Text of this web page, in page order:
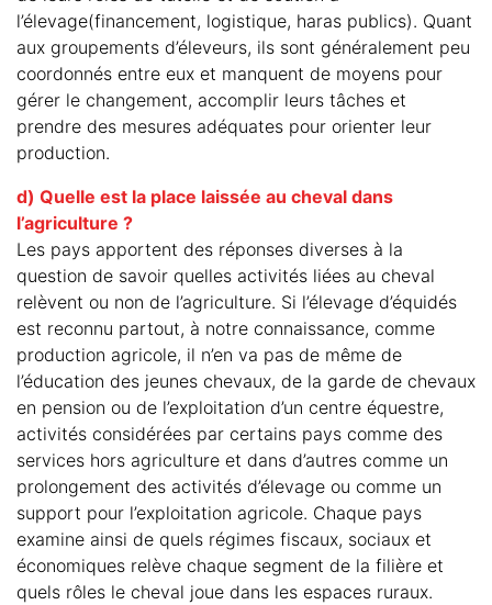
l’élevage(financement, logistique, haras publics). Quant
aux groupements d’éleveurs, ils sont généralement peu
coordonnés entre eux et manquent de moyens pour
gérer le changement, accomplir leurs tâches et
prendre des mesures adéquates pour orienter leur
production.
d) Quelle est la place laissée au cheval dans
l’agriculture ?
Les pays apportent des réponses diverses à la
question de savoir quelles activités liées au cheval
relèvent ou non de l’agriculture. Si l’élevage d’équidés
est reconnu partout, à notre connaissance, comme
production agricole, il n’en va pas de même de
l’éducation des jeunes chevaux, de la garde de chevaux
en pension ou de l’exploitation d’un centre équestre,
activités considérées par certains pays comme des
services hors agriculture et dans d’autres comme un
prolongement des activités d’élevage ou comme un
support pour l’exploitation agricole. Chaque pays
examine ainsi de quels régimes fiscaux, sociaux et
économiques relève chaque segment de la filière et
quels rôles le cheval joue dans les espaces ruraux.